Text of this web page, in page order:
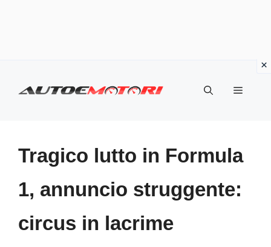
Menu
Tragico lutto in Formula
1, annuncio struggente:
circus in lacrime